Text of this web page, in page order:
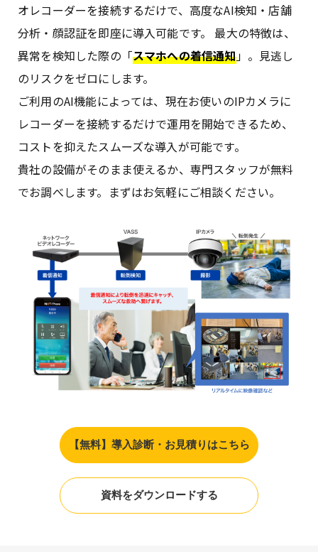
オレコーダーを接続するだけで、高度なAI検知・店舗
分析・顔認証を即座に導入可能です。 最大の特徴は、
異常を検知した際の「スマホへの着信通知」。見逃し
のリスクをゼロにします。
ご利用のAI機能によっては、現在お使いのIPカメラに
レコーダーを接続するだけで運用を開始できるため、
コストを抑えたスムーズな導入が可能です。
貴社の設備がそのまま使えるか、専門スタッフが無料
でお調べします。まずはお気軽にご相談ください。
【無料】導入診断・お見積りはこちら
資料をダウンロードする